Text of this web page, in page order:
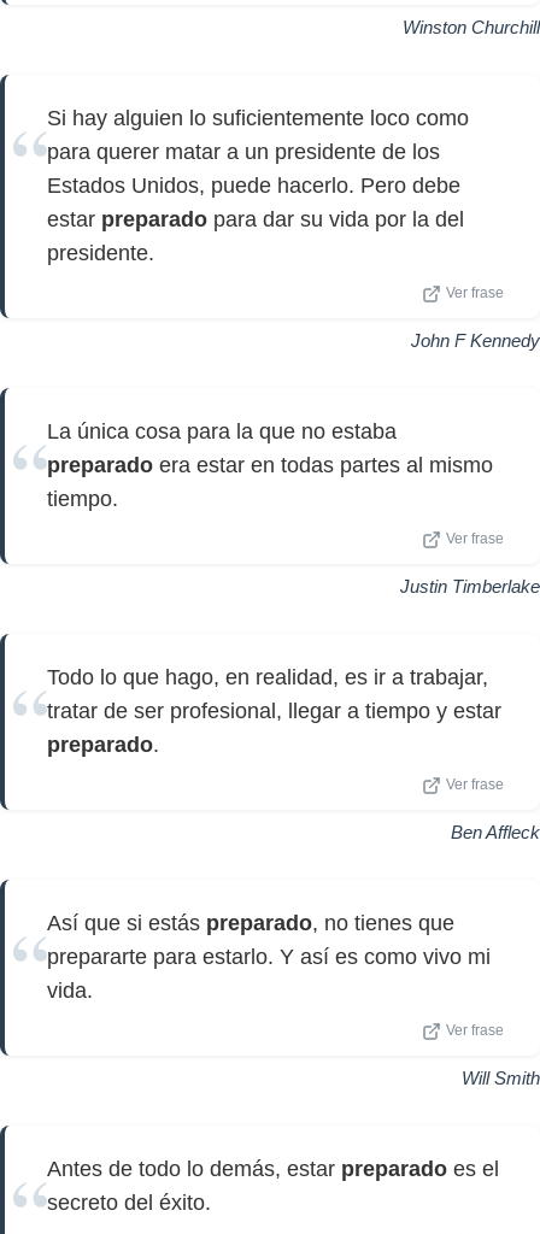
Winston Churchill
Si hay alguien lo suficientemente loco como
para querer matar a un presidente de los
Estados Unidos, puede hacerlo. Pero debe
estar preparado para dar su vida por la del
presidente.
Ver frase
John F Kennedy
La única cosa para la que no estaba
preparado era estar en todas partes al mismo
tiempo.
Ver frase
Justin Timberlake
Todo lo que hago, en realidad, es ir a trabajar,
tratar de ser profesional, llegar a tiempo y estar
preparado.
Ver frase
Ben Affleck
Así que si estás preparado, no tienes que
prepararte para estarlo. Y así es como vivo mi
vida.
Ver frase
Will Smith
Antes de todo lo demás, estar preparado es el
secreto del éxito.